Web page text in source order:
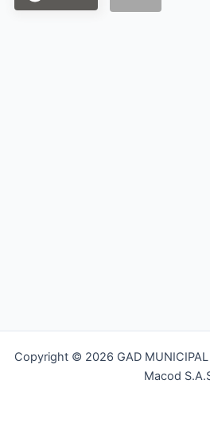
Copyright © 2026 GAD
Macod